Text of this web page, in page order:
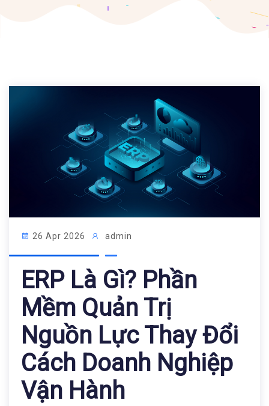
26 Apr 2026 admin
ERP Là Gì? Phần
Mềm Quản Trị
Nguồn Lực Thay Đổi
Cách Doanh Nghiệp
Vận Hành